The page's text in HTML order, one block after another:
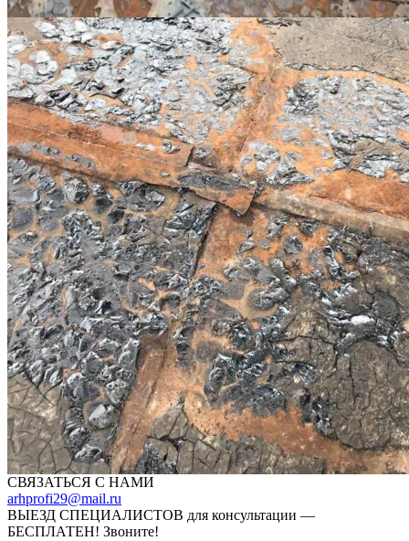
СВЯЗАТЬСЯ С НАМИ
arhprofi29@mail.ru
ВЫЕЗД СПЕЦИАЛИСТОВ для консультации —
БЕСПЛАТЕН! Звоните!